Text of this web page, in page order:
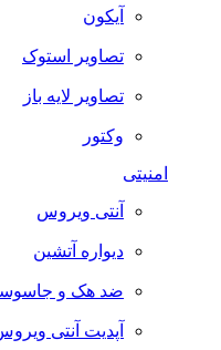
آیکون
تصاویر استوک
تصاویر لایه باز
وکتور
امنیتی
آنتی ویروس
دیواره آتشین
ضد هک و جاسوسی
آپدیت آنتی ویروس